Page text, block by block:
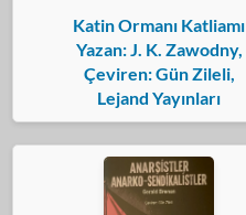
Katin Ormanı Katliamı
Yazan: J. K. Zawodny,
Çeviren: Gün Zileli,
Lejand Yayınları